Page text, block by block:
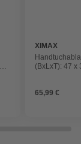
XIMAX
(BxLxT): 47 x
65,99 €